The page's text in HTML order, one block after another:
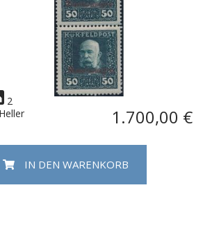
2
1.700,00 €
IN DEN WARENKORB